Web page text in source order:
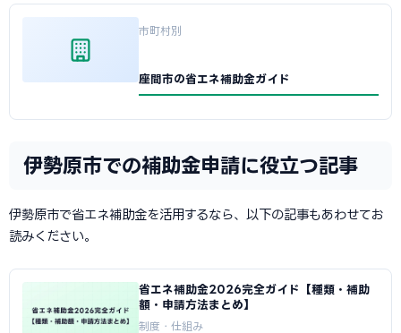
市町村別
座間市の省エネ補助金ガイド
伊勢原市での補助金申請に役立つ記事
伊勢原市で省エネ補助金を活用するなら、以下の記事もあわせてお
読みください。
省エネ補助金2026完全ガイド【種類・補助
額・申請方法まとめ】
制度・仕組み